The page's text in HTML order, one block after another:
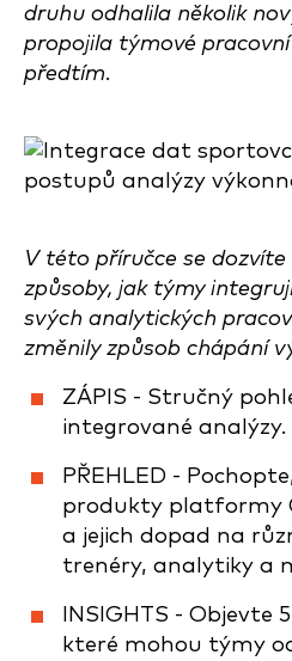
druhu odhalila několik
propojila týmové
předtím.
V této příručce se dozvíte
způsoby, jak týmy
svých analytických
změnily způsob chápání
ZÁPIS - Stručný
integrované analýzy.
PŘEHLED -
produkty platformy
a jejich dopad na
trenéry, analytiky a
INSIGHTS - Objevte
které mohou týmy